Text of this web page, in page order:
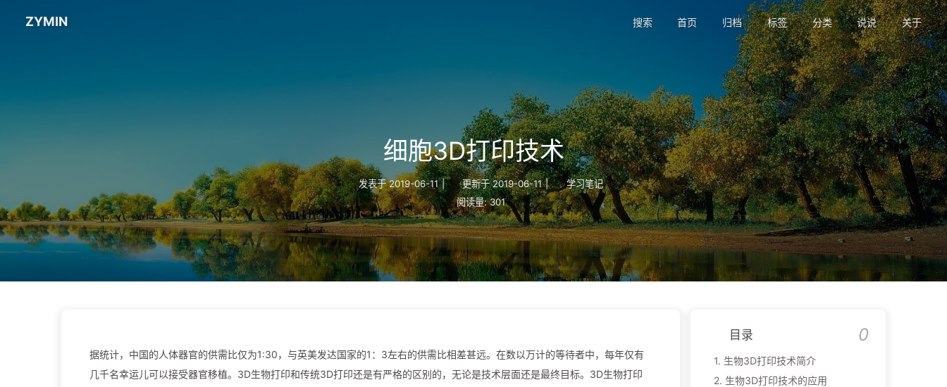
ZYMIN 搜索 首页 归档 标签 分类 说说 关于
细胞3D打印技术
发表于 2019-06-11 | 更新于 2019-06-11 |
学习笔记
阅读量: 301
据统计，中国的人体器官的供需比仅为1:30，与英美发达国家的1：3左右的供需比相差甚远。在数以万计的等待者中，每年仅有
几千名幸运儿可以接受器官移植。3D生物打印和传统3D打印还是有严格的区别的，无论是技术层面还是最终目标。3D生物打印
目录
1. 生物3D打印技术简介
2. 生物3D打印技术的应用